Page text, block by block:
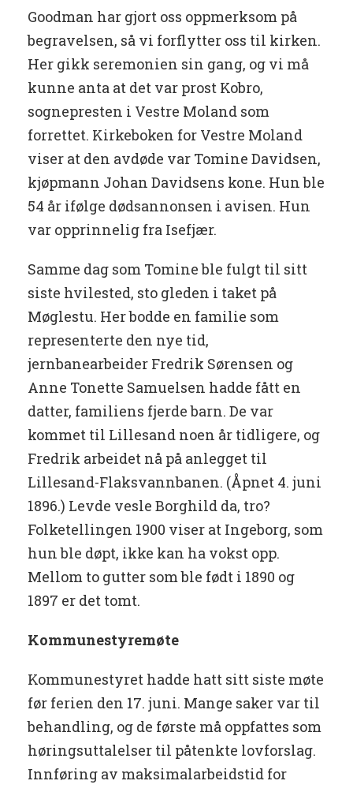
Goodman har gjort oss oppmerksom på
begravelsen, så vi forflytter oss til kirken.
Her gikk seremonien sin gang, og vi må
kunne anta at det var prost Kobro,
sognepresten i Vestre Moland som
forrettet. Kirkeboken for Vestre Moland
viser at den avdøde var Tomine Davidsen,
kjøpmann Johan Davidsens kone. Hun ble
54 år ifølge dødsannonsen i avisen. Hun
var opprinnelig fra Isefjær.
Samme dag som Tomine ble fulgt til sitt
siste hvilested, sto gleden i taket på
Møglestu. Her bodde en familie som
representerte den nye tid,
jernbanearbeider Fredrik Sørensen og
Anne Tonette Samuelsen hadde fått en
datter, familiens fjerde barn. De var
kommet til Lillesand noen år tidligere, og
Fredrik arbeidet nå på anlegget til
Lillesand-Flaksvannbanen. (Åpnet 4. juni
1896.) Levde vesle Borghild da, tro?
Folketellingen 1900 viser at Ingeborg, som
hun ble døpt, ikke kan ha vokst opp.
Mellom to gutter som ble født i 1890 og
1897 er det tomt.
Kommunestyremøte
Kommunestyret hadde hatt sitt siste møte
før ferien den 17. juni. Mange saker var til
behandling, og de første må oppfattes som
høringsuttalelser til påtenkte lovforslag.
Innføring av maksimalarbeidstid for